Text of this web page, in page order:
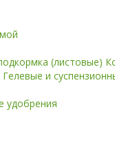
(листовые)
Гелевые и
удобрения